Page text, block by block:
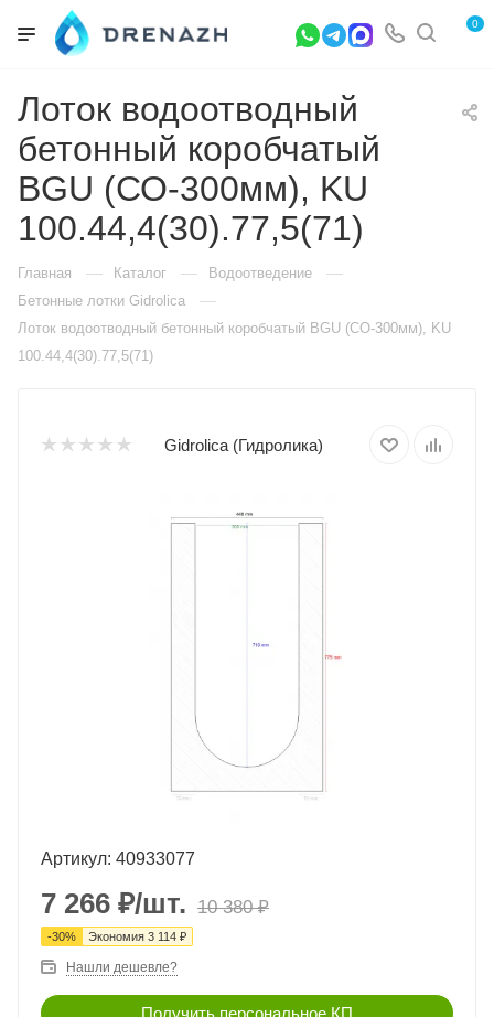
0
Лоток водоотводный
бетонный коробчатый
BGU (СО-300мм), KU
100.44,4(30).77,5(71)
Главная — Каталог — Водоотведение —
Бетонные лотки Gidrolica —
Лоток водоотводный бетонный коробчатый BGU (СО-300мм), KU
100.44,4(30).77,5(71)
Gidrolica (Гидролика)
Артикул: 40933077
7 266 ₽/шт. 10 380₽
-30% Экономия 3 114 ₽
Нашли дешевле?
Получить персональное КП